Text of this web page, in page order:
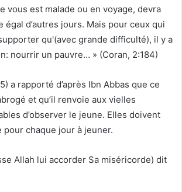
vous est malade ou en voyage, devra
égal d’autres jours. Mais pour ceux qui
qu'(avec grande difficulté), il y a
nourrir un pauvre… » (Coran, 2:184)
a rapporté d’après Ibn Abbas que ce
et qu’il renvoie aux vielles
d’observer le jeune. Elles doivent
chaque jour à jeuner.
Allah lui accorder Sa miséricorde) dit